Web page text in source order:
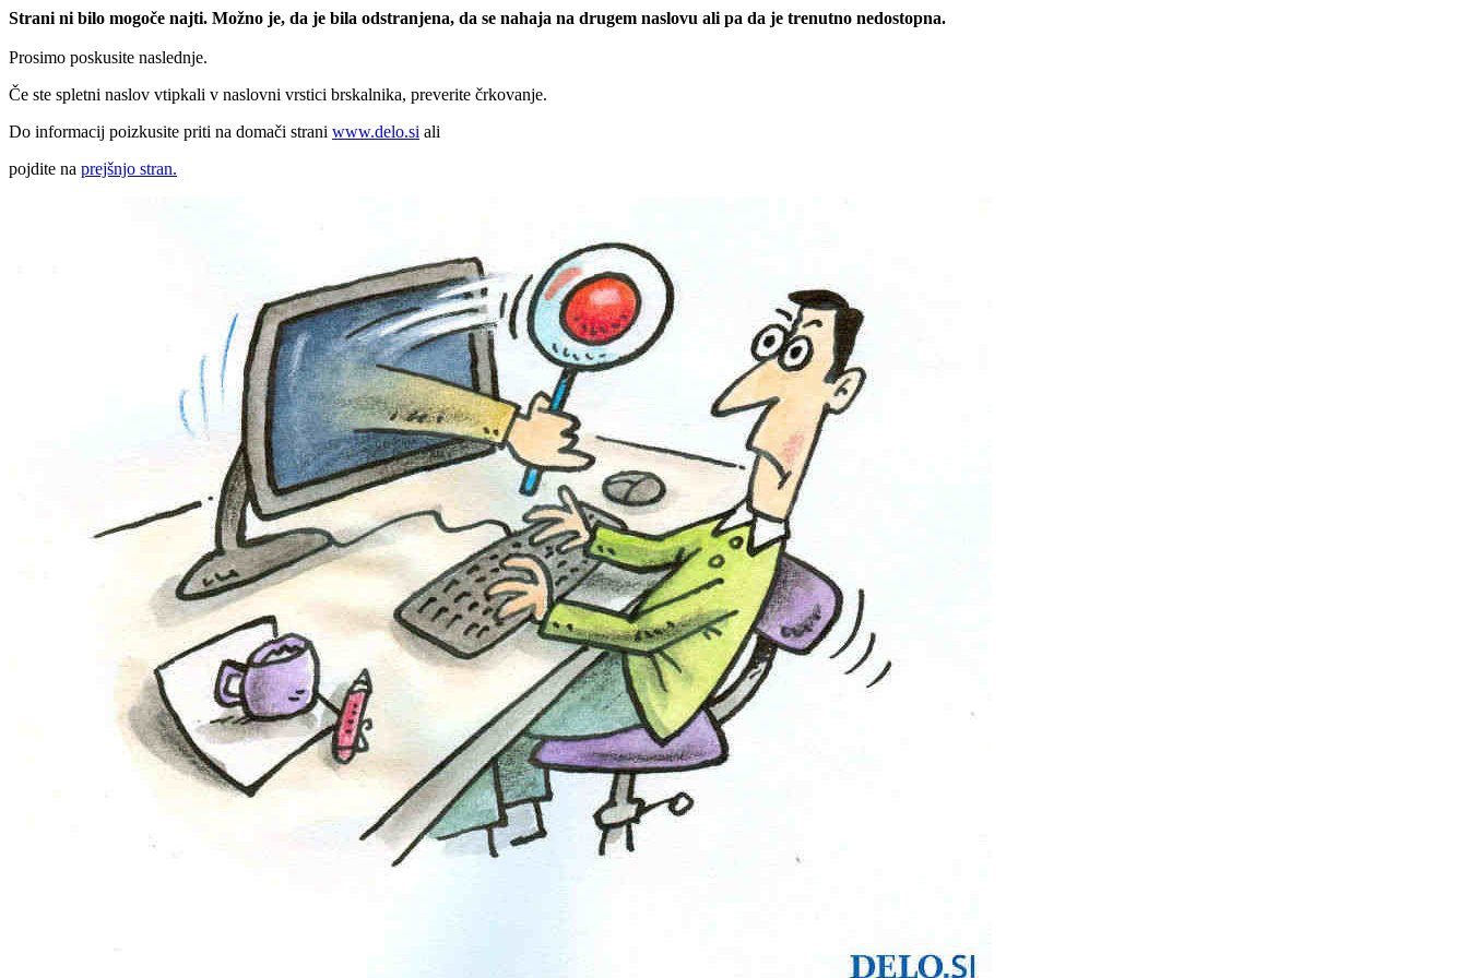
Strani ni bilo mogoče najti. Možno je, da je bila odstranjena, da se nahaja na drugem naslovu ali pa da je trenutno nedostopna.
Prosimo poskusite naslednje.
Če ste spletni naslov vtipkali v naslovni vrstici brskalnika, preverite črkovanje.
Do informacij poizkusite priti na domači strani www.delo.si ali
pojdite na prejšnjo stran.